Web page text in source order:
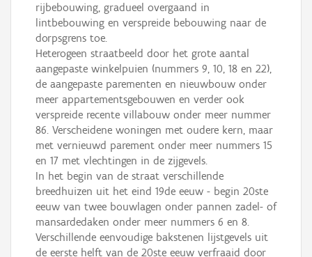
rijbebouwing, gradueel overgaand in
lintbebouwing en verspreide bebouwing naar de
dorpsgrens toe.
Heterogeen straatbeeld door het grote aantal
aangepaste winkelpuien (nummers 9, 10, 18 en 22),
de aangepaste parementen en nieuwbouw onder
meer appartementsgebouwen en verder ook
verspreide recente villabouw onder meer nummer
86. Verscheidene woningen met oudere kern, maar
met vernieuwd parement onder meer nummers 15
en 17 met vlechtingen in de zijgevels.
In het begin van de straat verschillende
breedhuizen uit het eind 19de eeuw - begin 20ste
eeuw van twee bouwlagen onder pannen zadel- of
mansardedaken onder meer nummers 6 en 8.
Verschillende eenvoudige bakstenen lijstgevels uit
de eerste helft van de 20ste eeuw verfraaid door